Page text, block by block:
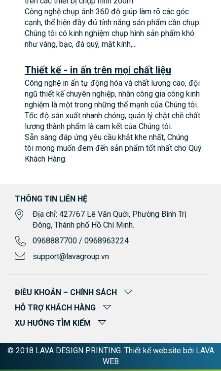
Công nghệ chụp ảnh 360 độ giúp làm rõ các góc
cạnh, thể hiện đầy đủ tính năng sản phẩm cần chụp.
Chúng tôi có kinh nghiệm chụp hình sản phẩm khó
như vàng, bạc, đá quý, mặt kính,...
Thiết kế - in ấn trên mọi chất liệu
Công nghệ in ấn tự động hóa và chất lượng cao, đội
ngũ thiết kế chuyên nghiệp, nhân công gia công kinh
nghiệm là một trong những thế mạnh của Chúng tôi.
Tốc độ sản xuất nhanh chóng, quản lý chặt chẽ chất
lượng thành phẩm là cam kết của Chúng tôi.
Sẵn sàng đáp ứng yêu cầu khắt khe nhất, Chúng
tôi mong muốn đem đến sản phẩm tốt nhất cho Quý
Khách Hàng.
THÔNG TIN LIÊN HỆ
Địa chỉ: 427/67 Lê Văn Quới, Phường Bình Trị
Đông, Thành phố Hồ Chí Minh.
0968887700 / 0968963224
support@lavagroup.vn
ĐIỀU KHOẢN – CHÍNH SÁCH
HỖ TRỢ KHÁCH HÀNG
XU HƯỚNG TÌM KIẾM
© 2018 LAVA DESIGN PRINTING. Thiết kế website bởi LAVA
WEB